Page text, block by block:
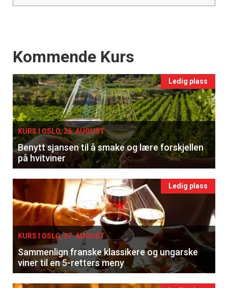
Events
Kommende Kurs
Ledig plass
KURS I OSLO, 26. AUGUST
Benytt sjansen til å smake og lære forskjellen
på hvitviner
Ledig plass
KURS I OSLO, 27. AUGUST
Sammenlign franske klassikere og ungarske
viner til en 5-retters meny